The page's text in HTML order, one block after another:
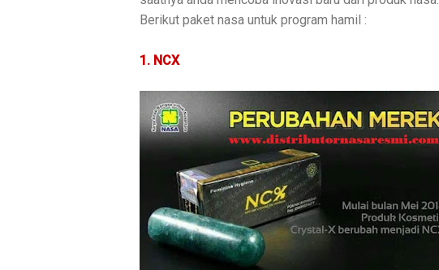
Berikut paket nasa untuk program hamil :
1. NCX